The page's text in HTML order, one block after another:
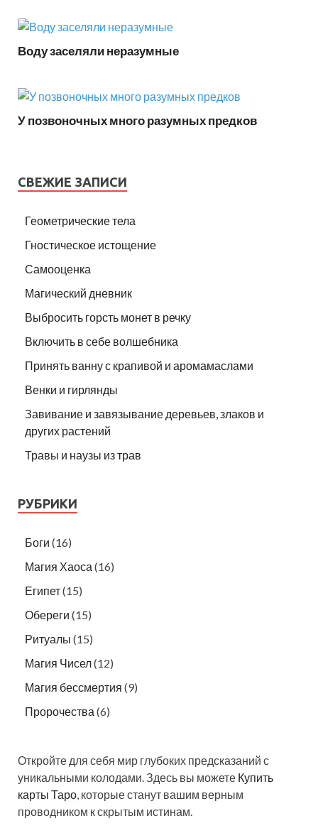
Воду заселяли неразумные
У позвоночных много разумных предков
СВЕЖИЕ ЗАПИСИ
Геометрические тела
Гностическое истощение
Самооценка
Магический дневник
Выбросить горсть монет в речку
Включить в себе волшебника
Принять ванну с крапивой и аромамаслами
Венки и гирлянды
Завивание и завязывание деревьев, злаков и
других растений
Травы и наузы из трав
РУБРИКИ
Боги (16)
Магия Хаоса (16)
Египет(15)
Обереги (15)
Ритуалы (15)
Магия Чисел(12)
Магия бессмертия (9)
Пророчества (6)
Откройте для себя мир глубоких предсказаний с
уникальными колодами. Здесь вы можете Купить
карты Таро, которые станут вашим верным
проводником к скрытым истинам.